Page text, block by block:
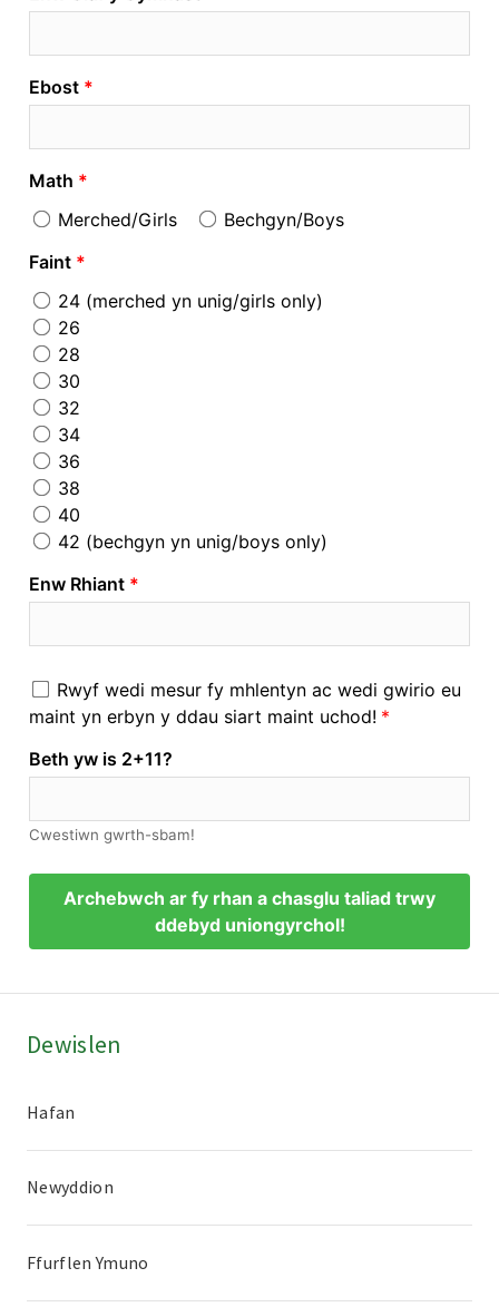
Dewislen
Hafan
Newyddion
Ffurflen Ymuno